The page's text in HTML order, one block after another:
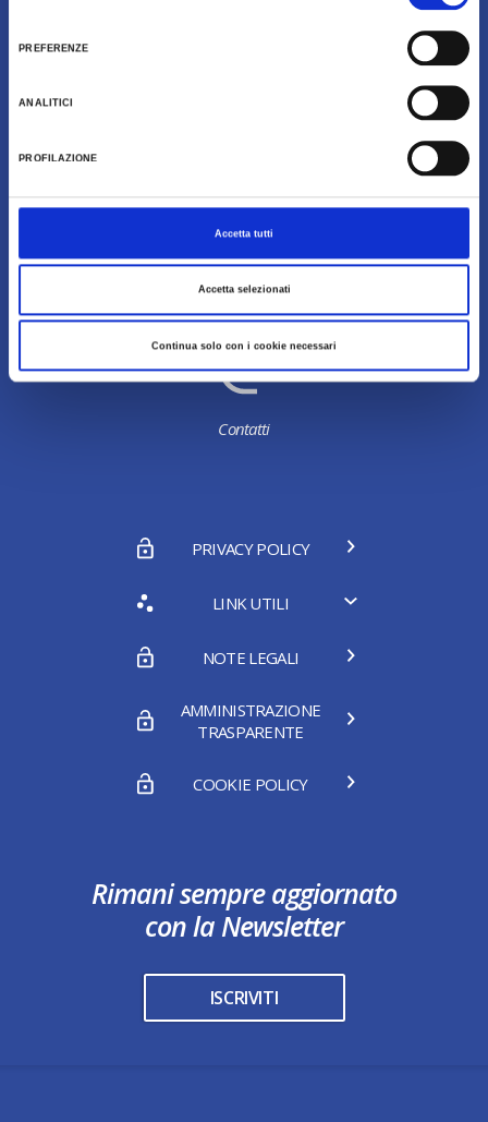
PREFERENZE
ANALITICI
PROFILAZIONE
Accetta tutti
Accetta selezionati
Continua solo con i cookie necessari
Chi Siamo
Contatti
PRIVACY POLICY
LINK UTILI
NOTE LEGALI
AMMINISTRAZIONE
TRASPARENTE
COOKIE POLICY
Rimani sempre aggiornato
con la Newsletter
ISCRIVITI